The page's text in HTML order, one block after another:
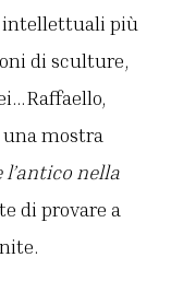
intellettuali più
di sculture,
una mostra
l’antico nella
di provare a